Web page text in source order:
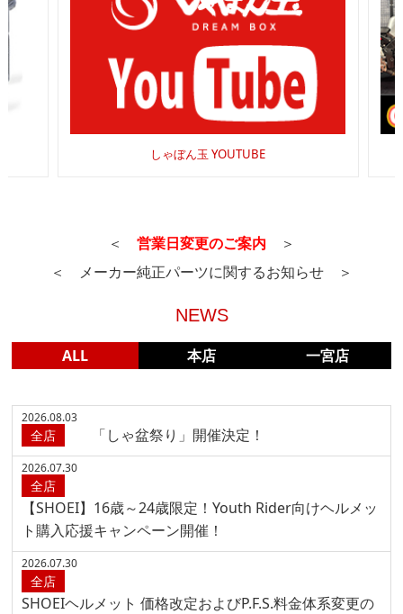
＜ 営業日変更のご案内 ＞
＜ メーカー純正パーツに関するお知らせ ＞
NEWS
ALL 本店 一宮店
2026.08.03
全店 「しゃ盆祭り」開催決定！
2026.07.30
全店
【SHOEI】16歳～24歳限定！Youth Rider向けヘルメッ
ト購入応援キャンペーン開催！
2026.07.30
全店
SHOEIヘルメット 価格改定およびP.F.S.料金体系変更の